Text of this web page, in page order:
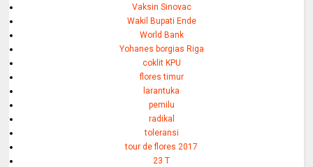
Vaksin Sinovac
Wakil Bupati Ende
World Bank
Yohanes borgias Riga
coklit KPU
flores timur
larantuka
pemilu
radikal
toleransi
tour de flores 2017
23 T